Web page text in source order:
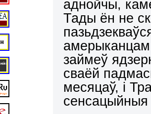
аднойчы,
Тады ён не
амерыканцам
займеў
сваёй
месяцаў, і